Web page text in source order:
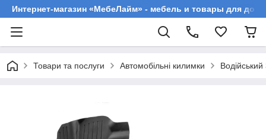
Интернет-магазин «МебеЛайм» - мебель и товары для
Товари та послуги Автомобільні килимки